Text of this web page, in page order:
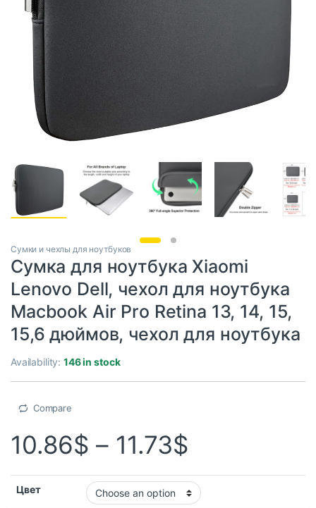
Сумки и чехлы для ноутбуков
Сумка для ноутбука Xiaomi
Lenovo Dell, чехол для ноутбука
Macbook Air Pro Retina 13, 14, 15,
15,6 дюймов, чехол для ноутбука
Availability:146 in stock
Compare
10.86$ – 11.73$
Цвет